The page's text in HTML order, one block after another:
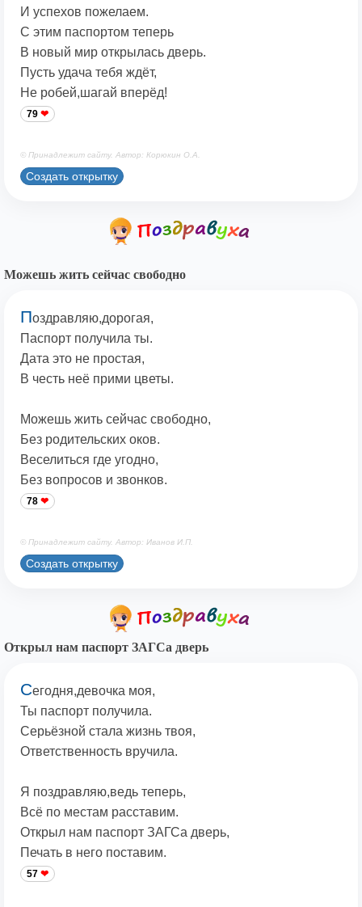
И успехов пожелаем.
С этим паспортом теперь
В новый мир открылась дверь.
Пусть удача тебя ждёт,
Не робей,шагай вперёд!
79
© Принадлежит сайту. Автор: Корюкин О.А.
Создать открытку
Можешь жить сейчас свободно
Поздравляю,дорогая,
Паспорт получила ты.
Дата это не простая,
В честь неё прими цветы.
Можешь жить сейчас свободно,
Без родительских оков.
Веселиться где угодно,
Без вопросов и звонков.
78
© Принадлежит сайту. Автор: Иванов И.П.
Создать открытку
Открыл нам паспорт ЗАГСа дверь
Сегодня,девочка моя,
Ты паспорт получила.
Серьёзной стала жизнь твоя,
Ответственность вручила.
Я поздравляю,ведь теперь,
Всё по местам расставим.
Открыл нам паспорт ЗАГСа дверь,
Печать в него поставим.
57